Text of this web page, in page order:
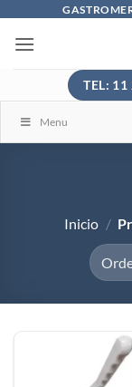
contenido
TEL:
Menu
Inicio /